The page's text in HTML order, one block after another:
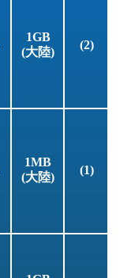
1GB
(大陸)
(2)
1MB
(大陸)
(1)